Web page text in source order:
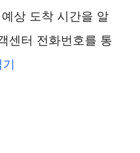
상 도착 시간을 알
센터 전화번호를 통